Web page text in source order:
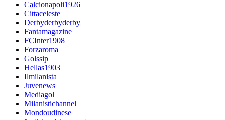
Calcionapoli1926
Cittaceleste
Derbyderbyderby
Fantamagazine
FCInter1908
Forzaroma
Golssip
Hellas1903
Ilmilanista
Juvenews
Mediagol
Milanistichannel
Mondoudinese